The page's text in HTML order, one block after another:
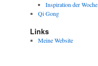
Inspiration der Woche
Qi Gong
Links
Meine Website